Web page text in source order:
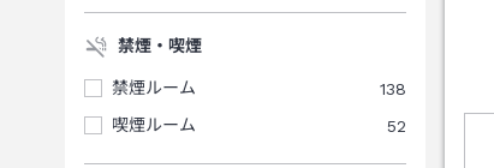
禁煙・喫煙
禁煙ルーム
138
喫煙ルーム
52